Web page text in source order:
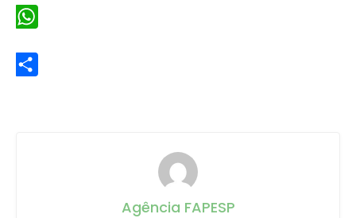
Agência FAPESP